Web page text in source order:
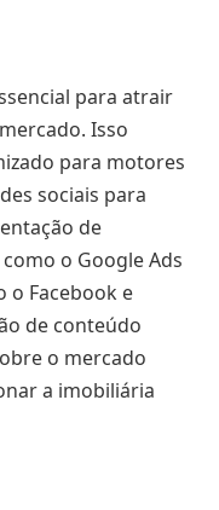
para atrair
Isso
para motores
sociais para
de
o Google Ads
o Facebook e
de conteúdo
o mercado
a imobiliária